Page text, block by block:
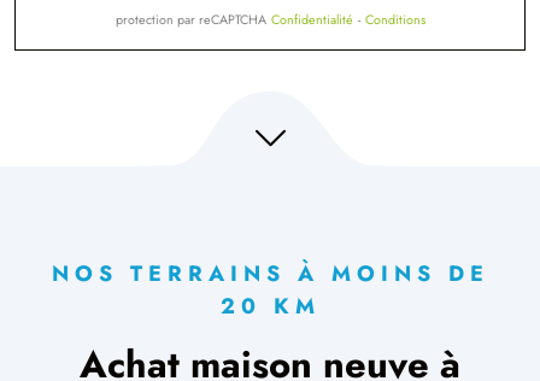
protection par reCAPTCHA Confidentialité - Conditions
NOS TERRAINS À MOINS DE
20 KM
Achat maison neuve à